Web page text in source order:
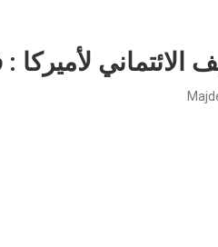
الائتماني